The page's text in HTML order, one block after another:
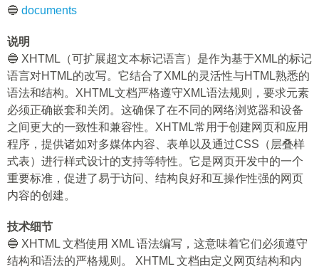
🔵 documents
说明
🔵 XHTML（可扩展超文本标记语言）是作为基于XML的标记
语言对HTML的改写。它结合了XML的灵活性与HTML熟悉的
语法和结构。XHTML文档严格遵守XML语法规则，要求元素
必须正确嵌套和关闭。这确保了在不同的网络浏览器和设备
之间更大的一致性和兼容性。XHTML常用于创建网页和应用
程序，提供诸如对多媒体内容、表单以及通过CSS（层叠样
式表）进行样式设计的支持等特性。它是网页开发中的一个
重要标准，促进了易于访问、结构良好和互操作性强的网页
内容的创建。
技术细节
🔵 XHTML 文档使用 XML 语法编写，这意味着它们必须遵守
结构和语法的严格规则。 XHTML 文档由定义网页结构和内